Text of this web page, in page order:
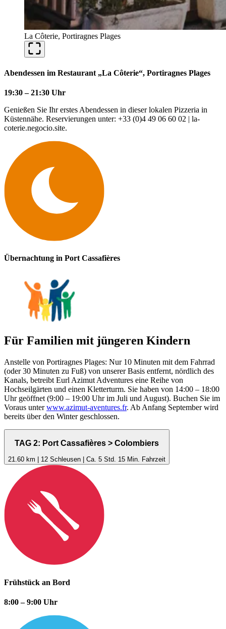
La Côterie, Portiragnes Plages
Abendessen im Restaurant „La Côterie“, Portiragnes Plages
19:30 – 21:30 Uhr
Genießen Sie Ihr erstes Abendessen in dieser lokalen Pizzeria in
Küstennähe. Reservierungen unter: +33 (0)4 49 06 60 02 | la-
coterie.negocio.site.
Übernachtung in Port Cassafières
Für Familien mit jüngeren Kindern
Anstelle von Portiragnes Plages: Nur 10 Minuten mit dem Fahrrad
(oder 30 Minuten zu Fuß) von unserer Basis entfernt, nördlich des
Kanals, betreibt Eurl Azimut Adventures eine Reihe von
Hochseilgärten und einen Kletterturm. Sie haben von 14:00 – 18:00
Uhr geöffnet (9:00 – 19:00 Uhr im Juli und August). Buchen Sie im
Voraus unterwww.azimut-aventures.fr. Ab Anfang September wird
bereits über den Winter geschlossen.
TAG 2: Port Cassafières > Colombiers
21.60 km | 12 Schleusen | Ca. 5 Std. 15 Min. Fahrzeit
Frühstück an Bord
8:00 – 9:00 Uhr